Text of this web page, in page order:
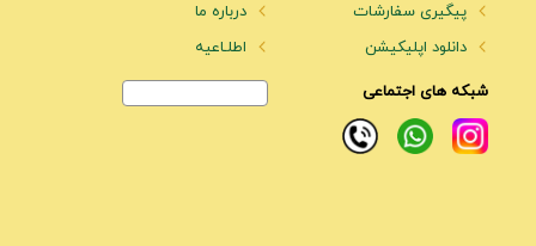
پیگیری سفارشات
دانلود اپلیکیشن
درباره ما
اطلـاعیه
شبکه های اجتماعی